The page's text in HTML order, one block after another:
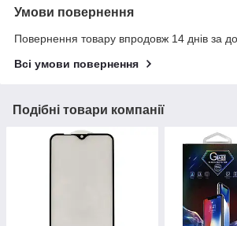
Умови повернення
Повернення товару впродовж 14 днів за
Всі умови повернення
Подібні товари компанії